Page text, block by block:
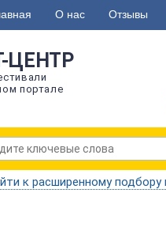
О нас Отзывы
ЦЕНТР
портале
к расширенному подбору